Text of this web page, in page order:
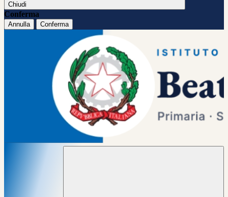
Chiudi
Conferma
Annulla Conferma